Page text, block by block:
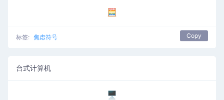
🧮
标签: 焦虑符号 Copy
台式计算机
🖥️